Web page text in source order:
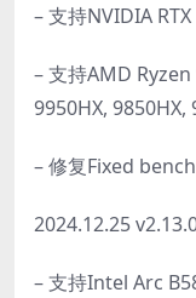
– 支持NVIDIA
– 支持AMD
9950HX, 9850HX,
– 修复Fixed
2024.12.25
– 支持Intel Arc